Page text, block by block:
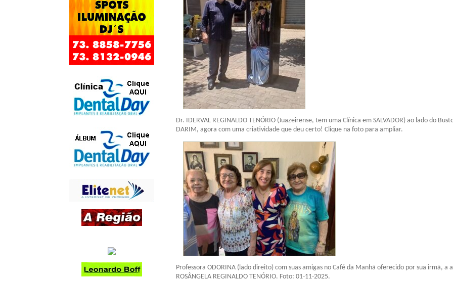
Dr. IDERVAL REGINALDO TENÓRIO (Juazeirense, tem uma Clínica em SALVADOR) ao lado do
DARIM, agora com uma criatividade que deu certo! Clique na foto para ampliar.
Professora ODORINA (lado direito) com suas amigas no Café da Manhã oferecido por sua irmã, a
ROSÂNGELA REGINALDO TENÓRIO. Foto: 01-11-2025.